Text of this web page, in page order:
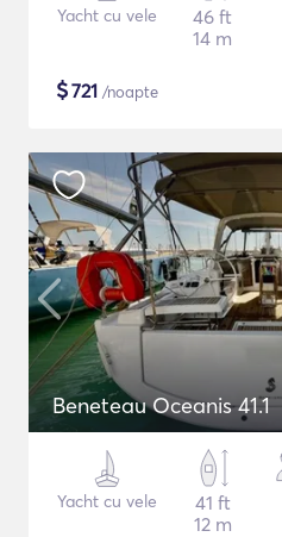
Yacht cu vele
46 ft
14 m
$721 /noapte
Beneteau Oceanis 41.1
Yacht cu vele
41 ft
12 m